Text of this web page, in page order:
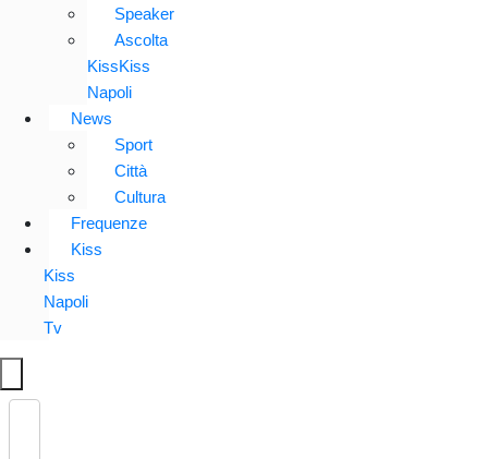
Speaker
Ascolta
KissKiss
Napoli
News
Sport
Città
Cultura
Frequenze
Kiss
Kiss
Napoli
Tv